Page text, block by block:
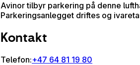
Avinor tilbyr parkering på denne
Parkeringsanlegget driftes og
Kontakt
Telefon:+47 64 81 19 80